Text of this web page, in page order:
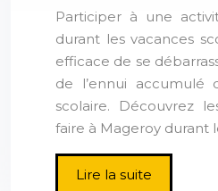
Participer à une
durant les vacances
efficace de se
de l’ennui accumulé
scolaire. Découvrez
faire à Mageroy durant
Lire la suite